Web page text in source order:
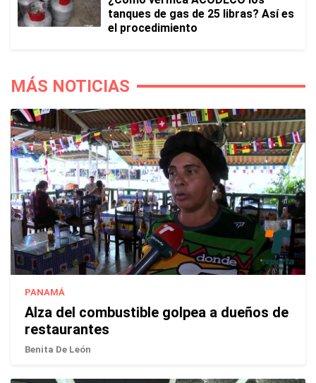
tanques de gas de 25 libras? Así es
el procedimiento
MÁS NOTICIAS
PANAMÁ
Alza del combustible golpea a dueños de
restaurantes
Benita De León